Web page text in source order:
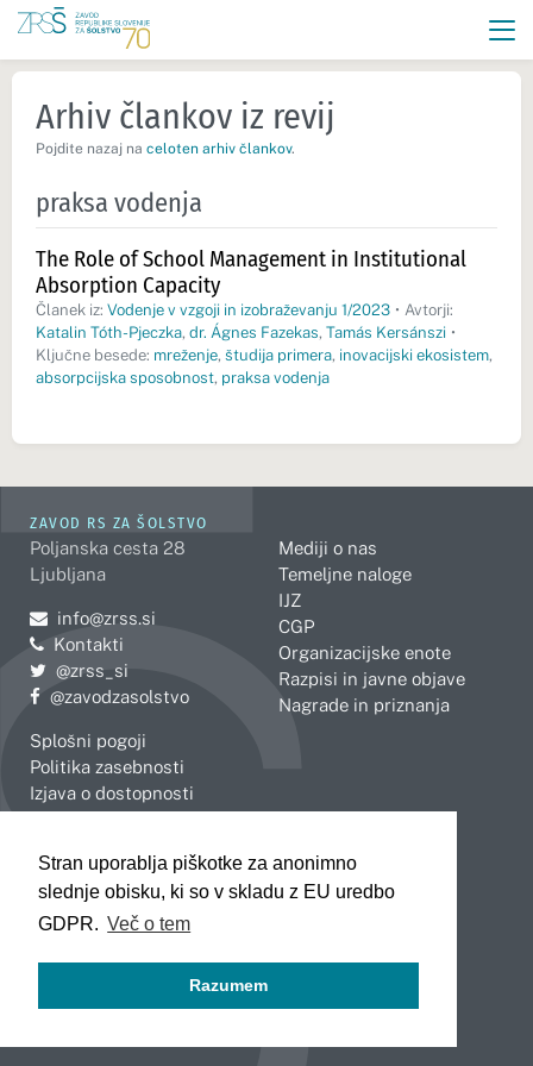
Stran uporablja piškotke za anonimno
slednje obisku, ki so v skladu z EU uredbo
GDPR. Več o tem
Razumem
Arhiv člankov iz revij
Pojdite nazaj na celoten arhiv člankov.
praksa vodenja
The Role of School Management in Institutional
Absorption Capacity
Članek iz: Vodenje v vzgoji in izobraževanju 1/2023 • Avtorji:
Katalin Tóth-Pjeczka, dr. Ágnes Fazekas, Tamás Kersánszi •
Ključne besede: mreženje, študija primera, inovacijski ekosistem,
absorpcijska sposobnost, praksa vodenja
ZAVOD RS ZA ŠOLSTVO
Poljanska cesta 28
Ljubljana
Pošljite e-mail na
info@zrss.si
Kontakti
Pojdite na Twitter:
@zrss_si
Pojdite na Facebook:
@zavodzasolstvo
Splošni pogoji
Politika zasebnosti
Izjava o dostopnosti
Mediji o nas
Temeljne naloge
IJZ
CGP
Organizacijske enote
Razpisi in javne objave
Nagrade in priznanja
Celje
Koper
Kranj
Novo mesto
Slovenj Gradec